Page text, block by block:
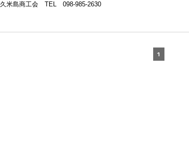
久米島商工会 TEL 098-985-2630
1